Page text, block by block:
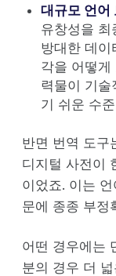
대규모 언어
유창성을 최
방대한 데이
각을 어떻게
력물이 기술
기 쉬운 수
반면 번역 도구
디지털 사전이
이었죠. 이는
문에 종종 부정
어떤 경우에는
분의 경우 더